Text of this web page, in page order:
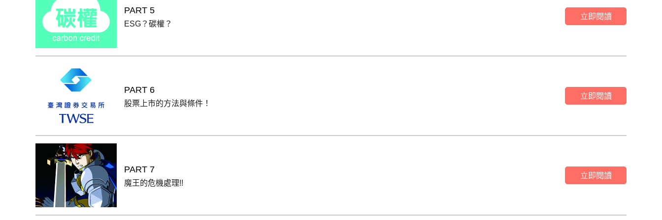
PART 5
ESG？碳權？
立即閱讀
PART 6
股票上市的方法與條件！
立即閱讀
PART 7
魔王的危機處理!!
立即閱讀